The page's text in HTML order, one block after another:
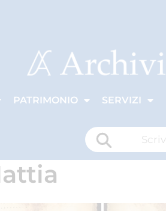
PATRIMONIO SERVIZI